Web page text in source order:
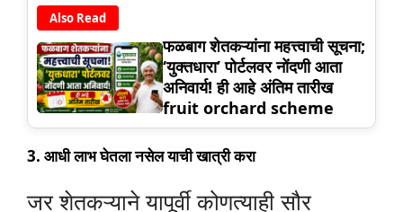
Also Read
फळबाग शेतकऱ्यांना महत्त्वाची सूचना;
‘युक्तधारा’ पोर्टलवर नोंदणी आता
अनिवार्य! ही आहे अंतिम तारीख
fruit orchard scheme
3. आधी लाभ घेतला नसेल याची खात्री करा
जर शेतकऱ्याने यापूर्वी कोणत्याही सौर